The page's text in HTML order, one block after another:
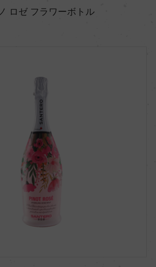
ロゼ フラワーボトル